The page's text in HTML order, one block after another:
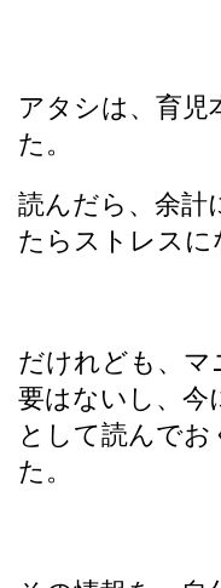
アタシは、育児
た。
読んだら、余計
たらストレスに
だけれども、
要はないし、今
として読んで
た。